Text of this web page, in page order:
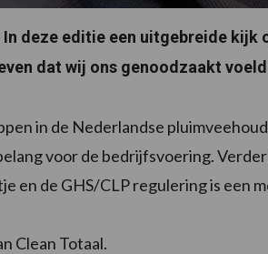
deze editie een uitgebreide kijk
dat wij ons genoodzaakt
in de Nederlandse
voor de bedrijfsvoering.
en de GHS/CLP regulering is een
Clean Totaal.